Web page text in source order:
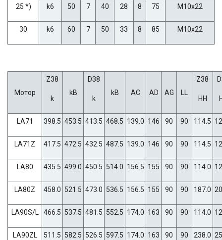
25 *) k6 50 7 40 28 8 75 M10x22
30 k6 60 7 50 33 8 85 M10x22
Мотор
Z38
k
kB
D38
k
kB AC AD AG LL
Z38
HH
LA71 398.5 453.5 413.5 468.5 139.0 146 90 90 114.5
LA71Z 417.5 472.5 432.5 487.5 139.0 146 90 90 114.5
LA80 435.5 499.0 450.5 514.0 156.5 155 90 90 114.0
LA80Z 458.0 521.5 473.0 536.5 156.5 155 90 90 187.0
LA90S/L 466.5 537.5 481.5 552.5 174.0 163 90 90 114.0
LA90ZL 511.5 582.5 526.5 597.5 174.0 163 90 90 238.0